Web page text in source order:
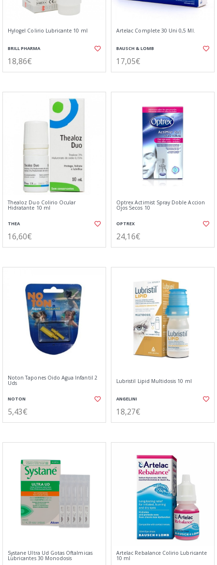
Hylogel Colirio Lubricante 10 ml
BRILL PHARMA
18,86€
Artelac Complete 30 Uni 0,5 Ml.
BAUSCH & LOMB
17,05€
Thealoz Duo Colirio Ocular
Hidratante 10 ml
THEA
16,60€
Optrex Actimist Spray Doble Accion
Ojos Secos 10
OPTREX
24,16€
Noton Tapones Oido Agua Infantil 2
Uds
NOTON
5,43€
Lubristil Lipid Multidosis 10 ml
ANGELINI
18,27€
Systane Ultra Ud Gotas Oftalmicas
Lubricantes 30 Monodosis
Artelac Rebalance Colirio Lubricante
10 ml